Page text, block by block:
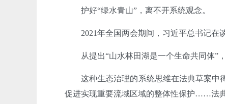
护好“绿水青山”，离不开系统观念。
2021年全国两会期间，习近平总书记在
从提出“山水林田湖是一个生命共同体”
这种生态治理的系统思维在法典草案中
促进实现重要流域区域的整体性保护……法